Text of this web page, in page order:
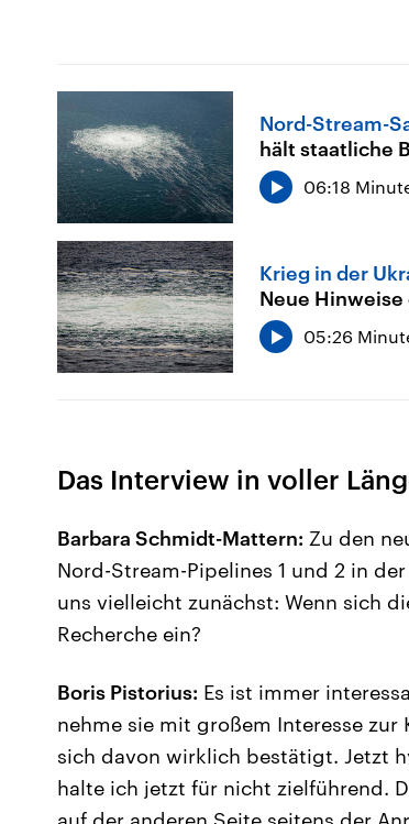
Nord-Stream-
hält staatliche
06:18
Krieg in der
Neue
05:26
Das Interview in voller
Barbara Schmidt-Mattern: Zu den
Nord-Stream-Pipelines 1 und 2 in
uns vielleicht zunächst: Wenn sich
Recherche ein?
Boris Pistorius: Es ist immer
nehme sie mit großem Interesse
sich davon wirklich bestätigt. Jetzt
halte ich jetzt für nicht zielführend.